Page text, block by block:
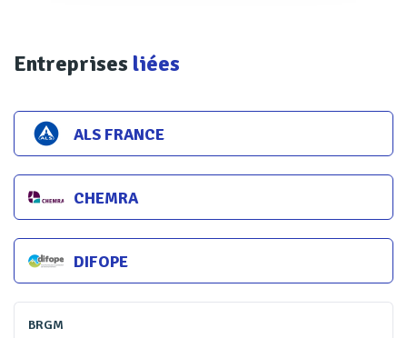
Même analyse du côté de Sébastien Thomasset,
président deProterra Environnement
ayant accueilli des activités industrielles sont pollués. Or les
normes récentes ne datent que d'une vingtaine d'années.
Avant, tout était entreposé sur les sites industriels et,
désormais, on veut traiter mais cela a un coût.
d'autant plus crucial puisque les sols fournissent environ
95 % de la nourriture consommée dans le monde.
Entreprises liées
ALS FRANCE
CHEMRA
DIFOPE
BRGM